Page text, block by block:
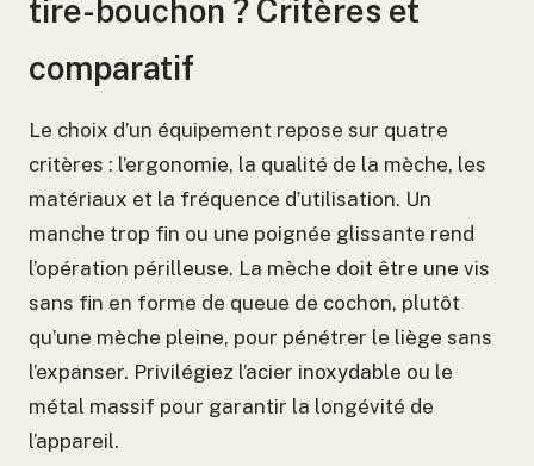
tire-bouchon ? Critères et
comparatif
Le choix d’un équipement repose sur quatre
critères : l’ergonomie, la qualité de la mèche, les
matériaux et la fréquence d’utilisation. Un
manche trop fin ou une poignée glissante rend
l’opération périlleuse. La mèche doit être une vis
sans fin en forme de queue de cochon, plutôt
qu’une mèche pleine, pour pénétrer le liège sans
l’expanser. Privilégiez l’acier inoxydable ou le
métal massif pour garantir la longévité de
l’appareil.